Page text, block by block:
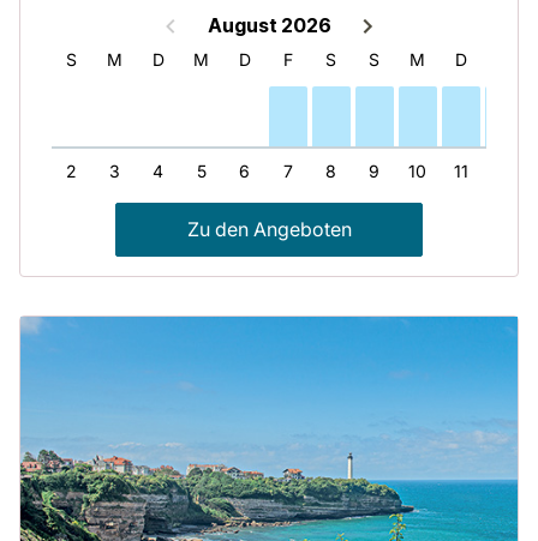
August 2026
S
2
M
3
D
4
M
5
D
6
F
7
S
8
S
9
M
10
D
11
Zu den Angeboten